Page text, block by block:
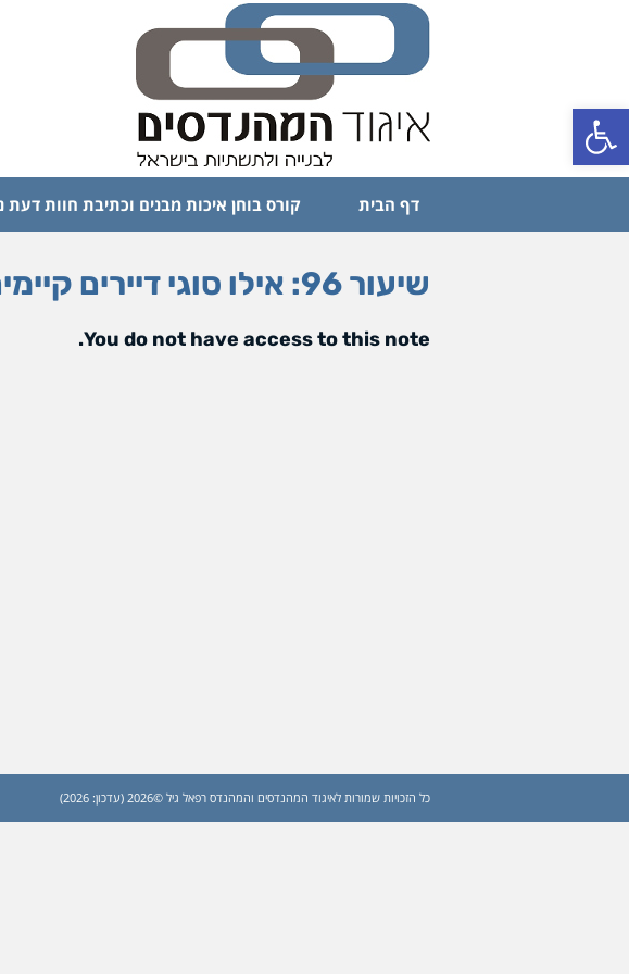
פתח סרגל נגישות
דף הבית קורס בוחן איכות מבנים וכתיבת חוות דעת
שיעור 96: אילו סוגי דיירים קיימים ואיך להתמודד עם כל סוג
You do not have access to this note.
כל הזכויות שמורות לאיגוד המהנדסים והמהנדס רפאל גיל ©2026 (עדכון: 2026)